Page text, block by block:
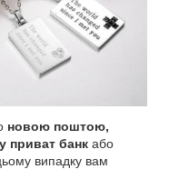
новою поштою,
приват банк або
випадку вам